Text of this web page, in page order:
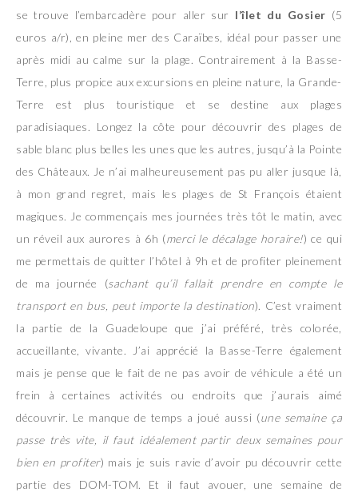
se trouve l’embarcadère pour aller sur l’îlet du Gosier (5
euros a/r), en pleine mer des Caraïbes, idéal pour passer une
après midi au calme sur la plage. Contrairement à la Basse-
Terre, plus propice aux excursions en pleine nature, la Grande-
Terre est plus touristique et se destine aux plages
paradisiaques. Longez la côte pour découvrir des plages de
sable blanc plus belles les unes que les autres, jusqu’à la Pointe
des Châteaux. Je n’ai malheureusement pas pu aller jusque là,
à mon grand regret, mais les plages de St François étaient
magiques. Je commençais mes journées très tôt le matin, avec
un réveil aux aurores à 6h (merci le décalage horaire!) ce qui
me permettais de quitter l’hôtel à 9h et de profiter pleinement
de ma journée (sachant qu’il fallait prendre en compte le
transport en bus, peut importe la destination). C’est vraiment
la partie de la Guadeloupe que j’ai préféré, très colorée,
accueillante, vivante. J’ai apprécié la Basse-Terre également
mais je pense que le fait de ne pas avoir de véhicule a été un
frein à certaines activités ou endroits que j’aurais aimé
découvrir. Le manque de temps a joué aussi (une semaine ça
passe très vite, il faut idéalement partir deux semaines pour
bien en profiter) mais je suis ravie d’avoir pu découvrir cette
partie des DOM-TOM. Et il faut avouer, une semaine de